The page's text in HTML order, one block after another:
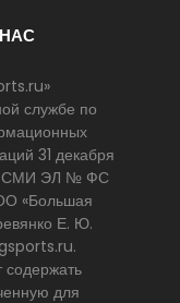
службе по
31 декабря
СМИ ЭЛ № ФС
«Большая
Е. Ю.
содержать
для